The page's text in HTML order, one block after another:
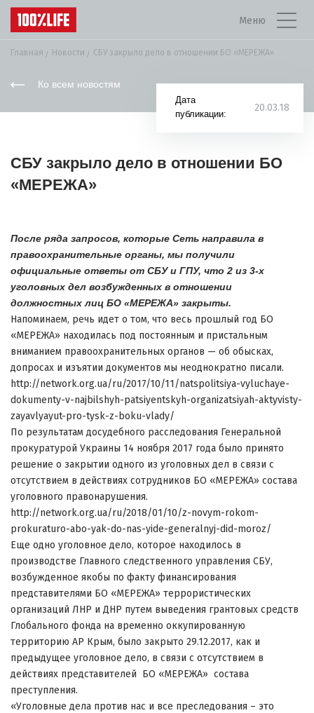
Меню
Главная Новости СБУ закрыло дело в отношении БО «МЕРЕЖА»
Ко всем новостям
Дата
публикации:
20.03.18
СБУ закрыло дело в отношении БО
«МЕРЕЖА»
После ряда запросов, которые Сеть направила в
правоохранительные органы, мы получили
официальные ответы от СБУ и ГПУ, что 2 из 3-х
уголовных дел возбужденных в отношении
должностных лиц БО «МЕРЕЖА» закрыты.
Напоминаем, речь идет о том, что весь прошлый год БО
«МЕРЕЖА» находилась под постоянным и пристальным
вниманием правоохранительных органов — об обысках,
допросах и изъятии документов мы неоднократно писали.
http://network.org.ua/ru/2017/10/11/natspolitsiya-vyluchaye-
dokumenty-v-najbilshyh-patsiyentskyh-organizatsiyah-aktyvisty-
zayavlyayut-pro-tysk-z-boku-vlady/
По результатам досудебного расследования Генеральной
прокуратурой Украины 14 ноября 2017 года было принято
решение о закрытии одного из уголовных дел в связи с
отсутствием в действиях сотрудников БО «МЕРЕЖА» состава
уголовного правонарушения.
http://network.org.ua/ru/2018/01/10/z-novym-rokom-
prokuraturo-abo-yak-do-nas-yide-generalnyj-did-moroz/
Еще одно уголовное дело, которое находилось в
производстве Главного следственного управления СБУ,
возбужденное якобы по факту финансирования
представителями БО «МЕРЕЖА» террористических
организаций ЛНР и ДНР путем выведения грантовых средств
Глобального фонда на временно оккупированную
территорию АР Крым, было закрыто 29.12.2017, как и
предыдущее уголовное дело, в связи с отсутствием в
действиях представителей БО «МЕРЕЖА» состава
преступления.
«Уголовные дела против нас и все преследования – это